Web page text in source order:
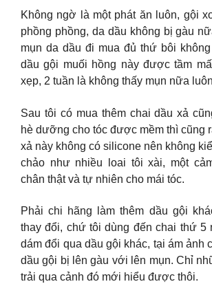
Không ngờ là một phát ăn luôn, gội
phồng phồng, da dầu không bị gàu
mụn da dầu đi mua đủ thứ bôi
dầu gội muối hồng này được tầm
xẹp, 2 tuần là không thấy mụn nữa
Sau tôi có mua thêm chai dầu xả
hè dưỡng cho tóc được mềm thì cũng
xả này không có silicone nên không
chảo như nhiều loai tôi xài, một
chân thật và tự nhiên cho mái tóc.
Phải chi hãng làm thêm dầu gội
thay đổi, chứ tôi dùng đến chai thứ 5
dám đổi qua dầu gội khác, tại ám ảnh
dầu gội bị lên gàu với lên mụn. Chỉ
trải qua cảnh đó mới hiểu được thôi.